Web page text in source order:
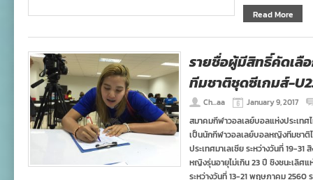
Read More
รายชื่อผู้มีสิทธิ์คัดเลื
ทีมชาติชุดซีเกมส์-
Ch...aa January 9, 2017
สมาคมกีฬาวอลเลย์บอลแห่งประเทศ
เป็นนักกีฬาวอลเลย์บอลหญิงทีมชาติไ
ประเทศมาเลเซีย ระหว่างวันที่ 19-
หญิงรุ่นอายุไม่เกิน 23 ปี ชิงชนะเลิศแ
ระหว่างวันที่ 13-21 พฤษภาคม